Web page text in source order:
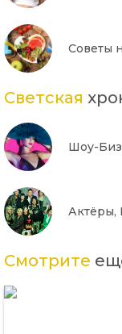
Советы
Светская
Шоу-
Актёры,
Смотрите